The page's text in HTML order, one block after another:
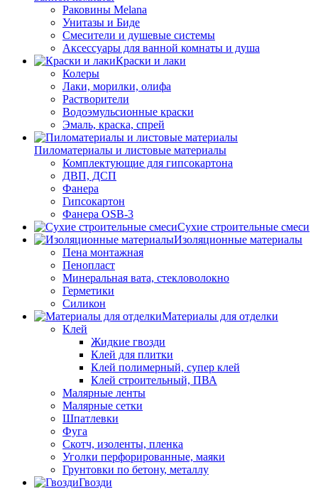
Раковины Melana
Унитазы и Биде
Смесители и душевые системы
Аксессуары для ванной комнаты и душа
Краски и лаки
Колеры
Лаки, морилки, олифа
Растворители
Водоэмульсионные краски
Эмаль, краска, спрей
Пиломатериалы и листовые материалы
Комплектующие для гипсокартона
ДВП, ДСП
Фанера
Гипсокартон
Фанера OSB-3
Сухие строительные смеси
Изоляционные материалы
Пена монтажная
Пенопласт
Минеральная вата, стекловолокно
Герметики
Силикон
Материалы для отделки
Клей
Жидкие гвозди
Клей для плитки
Клей полимерный, супер клей
Клей строительный, ПВА
Малярные ленты
Малярные сетки
Шпатлевки
Фуга
Скотч, изоленты, пленка
Уголки перфорированные, маяки
Грунтовки по бетону, металлу
Гвозди